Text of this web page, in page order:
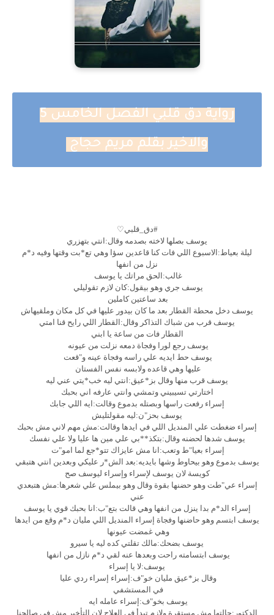
رواية دق قلبي الفصل الخامس 5
والاخير بقلم مريم حجاج
#دق_قلبي♡
يوسف بصلها لاخته بصدمه وقال:انتي بتهزري
ليلة بعياط:الاسبوع اللي فات كنا قاعدين سؤا وهي تع*بت وقتها وفيه د*م
نزل من انفها
غالب:الحق مراتك يا يوسف
يوسف جري وهو بيقول:كان لازم تقوليلي
بعد ساعتين كاملين
يوسف دخل محطة القطار بعد ما كان بيدور عليها في كل مكان وملقيهاش
يوسف قرب من شباك التذاكر وقال:القطار اللي رايح قنا امتي
القطار فات من ساعة يا ابني
يوسف رجع لورا وفجاة دمعه نزلت من عيونه
يوسف حط ايديه علي راسه وفجاة عينه و"قعت
عليها وهي قاعده ولابسه نفس الفستان
يوسف قرب منها وقال بز*عيق:انتي ليه خب*يتي عني ليه
اختارتي تسيبيني وتمشي وانتي عارفه اني بحبك
إسراء رفعت راسها وبصتله بدموع وقالت:ايه اللي جابك
يوسف بحز"ن:ليه مقولتليش
إسراء ضغطت علي المنديل اللي في ايدها وقالت:مش مهم لاني مش بحبك
يوسف شدها لحضنه وقال:بتكذ**بي علي مين ها عليا ولا علي نفسك
إسراء بعيا"ط وتعب:انا مش عايزاك تتو*جع لما امو"ت
يوسف بدموع وهو بيحاوط وشها بايديه:بعد الش*ر عليكي وبعدين انتي هتبقي
كويسة لان يوسف لإسراء وإسراء ليوسف صح
إسراء عي"طت وهو حضنها بقوة وقال وهو بيملس علي شعرها:مش هتبعدي
عني
إسراء الد*م بدا ينزل من انفها وهي قالت بتع"ب:انا بحبك قوي يا يوسف
يوسف ابتسم وهو حاضنها وفجاة إسراء المنديل اللي مليان د*م وقع من ايدها
وهي غمضت عيونها
يوسف بضحك:مالك تقلتي كده ليه يا سيرو
يوسف ابتسامته راحت وبعدها عنه لقي د*م نازل من انفها
يوسف:لا يا إسراء
وقال بز*عيق مليان خو"ف:إسراء إسراء ردي عليا
في المستشفي
يوسف بخو"ف:إسراء عامله ايه
الدكتور:حالتها مش مستقرة ولازم تبدأ في العلاج لان التأخير مش في صالحنا